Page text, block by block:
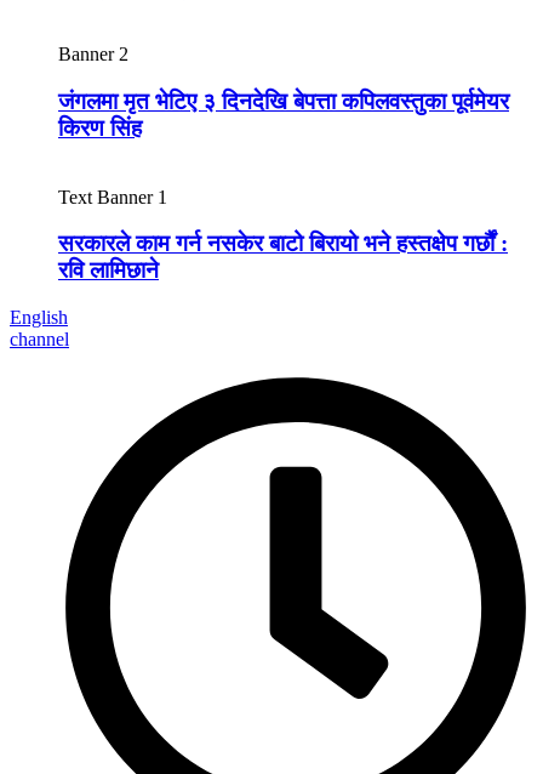
Banner 2
जंगलमा मृत भेटिए ३ दिनदेखि बेपत्ता कपिलवस्तुका पूर्वमेयर
किरण सिंह
Text Banner 1
सरकारले काम गर्न नसकेर बाटो बिरायो भने हस्तक्षेप गर्छौं :
रवि लामिछाने
English
channel